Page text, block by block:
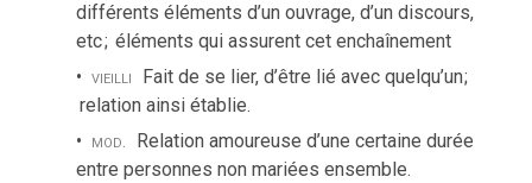
différents éléments d’un ouvrage, d’un discours,
etc; éléments qui assurent cet enchaînement
vieilli Fait de se lier, d’être lié avec quelqu’un;
relation ainsi établie.
mod. Relation amoureuse d’une certaine durée
entre personnes non mariées ensemble.